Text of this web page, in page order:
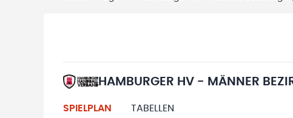
HAMBURGER HV - MÄNNER
SPIELPLAN TABELLEN